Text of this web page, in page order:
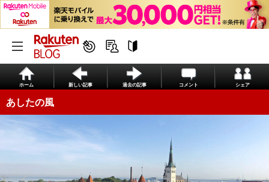
ホーム 新しい記事 過去の記事 コメント シェア
あしたの風